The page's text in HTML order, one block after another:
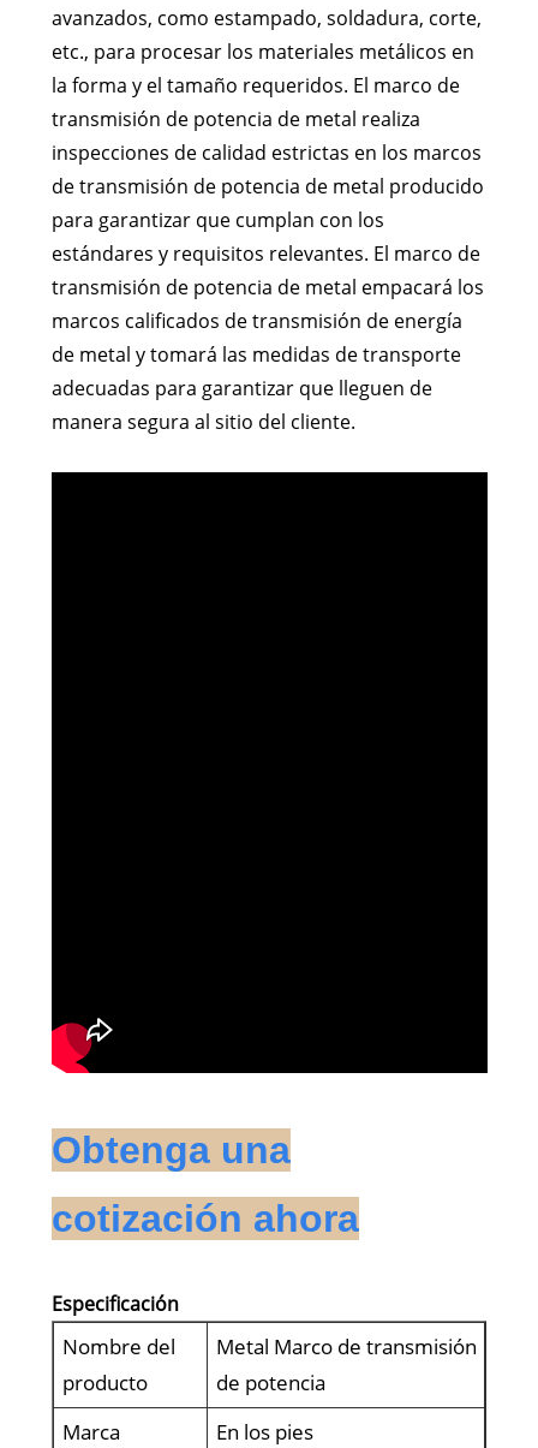
avanzados, como estampado, soldadura, corte,
etc., para procesar los materiales metálicos en
la forma y el tamaño requeridos. El marco de
transmisión de potencia de metal realiza
inspecciones de calidad estrictas en los marcos
de transmisión de potencia de metal producido
para garantizar que cumplan con los
estándares y requisitos relevantes. El marco de
transmisión de potencia de metal empacará los
marcos calificados de transmisión de energía
de metal y tomará las medidas de transporte
adecuadas para garantizar que lleguen de
manera segura al sitio del cliente.
Obtenga una
cotización ahora
Especificación
Nombre del
producto
Metal Marco de transmisión
de potencia
Marca
En los pies